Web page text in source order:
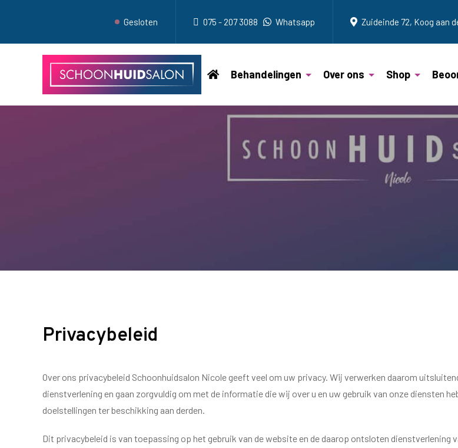
Gesloten 075 - 207 3088 Whatsapp Zuideinde 72, Koog aan
Behandelingen Over ons Shop
Privacybeleid
Over ons privacybeleid Schoonhuidsalon Nicole geeft veel om uw privacy. Wij verwerken daarom
dienstverlening en gaan zorgvuldig om met de informatie die wij over u en uw gebruik van onze diensten
doelstellingen ter beschikking aan derden.
Dit privacybeleid is van toepassing op het gebruik van de website en de daarop ontsloten dienstverlening